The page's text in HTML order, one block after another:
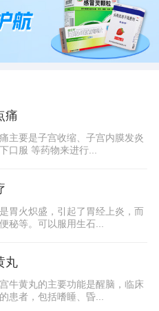
痛
主要是子宫收缩、子宫内膜发炎
口服 等药物来进行...
胃火炽盛，引起了胃经上炎，而
秘等。可以服用生石...
丸
牛黄丸的主要功能是醒脑，临床
患者，包括嗜睡、昏...